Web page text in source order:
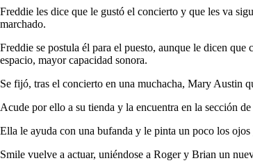
Freddie les dice que le gustó el concierto y que les va
marchado.
Freddie se postula él para el puesto, aunque le dicen
espacio, mayor capacidad sonora.
Se fijó, tras el concierto en una muchacha, Mary Austin
Acude por ello a su tienda y la encuentra en la sección de
Ella le ayuda con una bufanda y le pinta un poco los
Smile vuelve a actuar, uniéndose a Roger y Brian un